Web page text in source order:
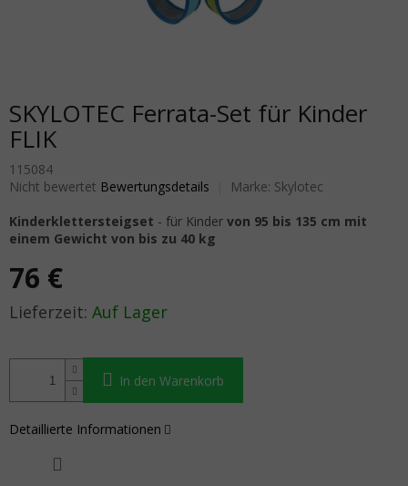
SKYLOTEC Ferrata-Set für Kinder
FLIK
115084
Die durchschnittliche Produktbewertung ist 0,0 von 5 Sternen.
Nicht bewertet Bewertungsdetails Marke: Skylotec
76 €
Verkaufspreis: Auf Lager
In den Warenkorb
Kinderklettersteigset - für Kinder von 95 bis 135 cm mit
einem Gewicht von bis zu 40 kg
Detaillierte Informationen